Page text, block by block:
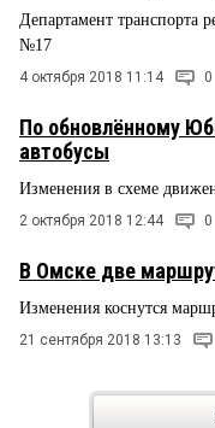
Департамент транспорта
№17
4 октября 2018 11:14 0
По обновлённому
автобусы
Изменения в схеме
2 октября 2018 12:44 0
В Омске две
Изменения коснутся
21 сентября 2018 13:13